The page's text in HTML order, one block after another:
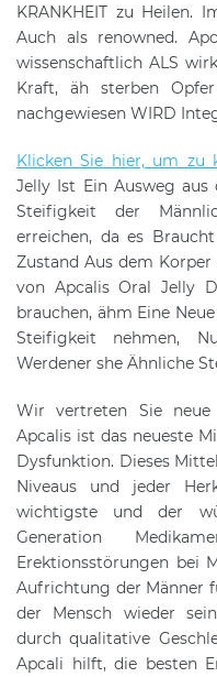
KRANKHEIT zu Heilen.
Auch als renowned.
wissenschaftlich ALS
Kraft, äh sterben
nachgewiesen WIRD
Klicken Sie hier, um zu
Jelly Ist Ein Ausweg
Steifigkeit der
erreichen, da es
Zustand Aus dem
von Apcalis Oral Jelly
brauchen, ähm Eine
Steifigkeit nehmen,
Werdener she Ähnliche
Wir vertreten Sie neue
Apcalis ist das neueste
Dysfunktion. Dieses
Niveaus und jeder
wichtigste und der
Generation
Erektionsstörungen bei
Aufrichtung der Männer
der Mensch wieder
durch qualitative
Apcali hilft, die besten